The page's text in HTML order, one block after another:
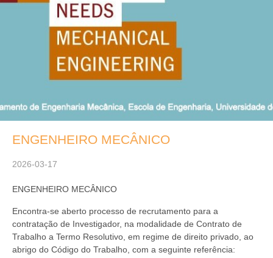
ENGENHEIRO MECÂNICO
2026-03-17
ENGENHEIRO MECÂNICO
Encontra-se aberto processo de recrutamento para a
contratação de Investigador, na modalidade de Contrato de
Trabalho a Termo Resolutivo, em regime de direito privado, ao
abrigo do Código do Trabalho, com a seguinte referência: